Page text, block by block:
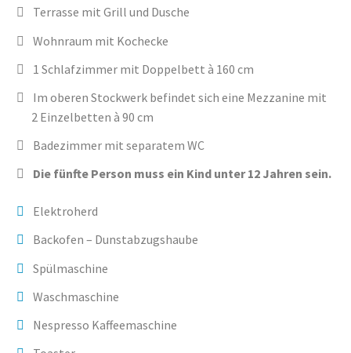
Terrasse mit Grill und Dusche
Wohnraum mit Kochecke
1 Schlafzimmer mit Doppelbett à 160 cm
Im oberen Stockwerk befindet sich eine Mezzanine mit
2 Einzelbetten à 90 cm
Badezimmer mit separatem WC
Die fünfte Person muss ein Kind unter 12 Jahren sein.
Elektroherd
Backofen – Dunstabzugshaube
Spülmaschine
Waschmaschine
Nespresso Kaffeemaschine